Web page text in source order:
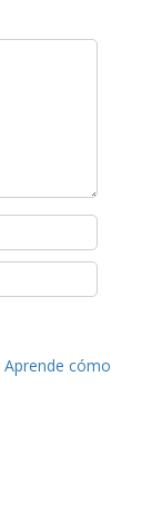
Aprende cómo